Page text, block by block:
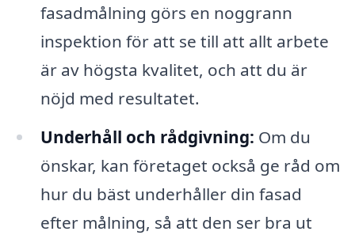
fasadmålning görs en noggrann
inspektion för att se till att allt arbete
är av högsta kvalitet, och att du är
nöjd med resultatet.
Underhåll och rådgivning: Om du
önskar, kan företaget också ge råd om
hur du bäst underhåller din fasad
efter målning, så att den ser bra ut